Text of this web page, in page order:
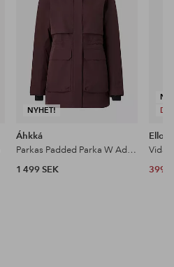
NYHET!
Áhkká
Parkas Padded Parka W Adjustable Waist
1 499 SEK
Ellos
399